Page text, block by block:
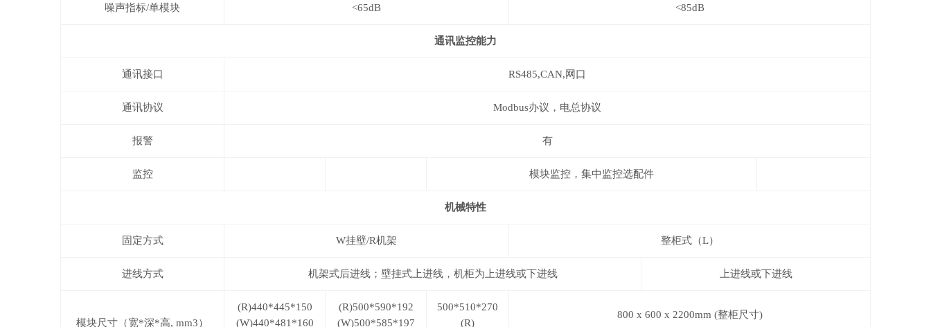
噪声指标/单模块 <65dB <85dB
通讯监控能力
通讯接口 RS485,CAN,网口
通讯协议 Modbus办议，电总协议
报警 有
监控 模块监控，集中监控选配件
机械特性
固定方式 W挂壁/R机架 整柜式（L）
进线方式 机架式后进线；壁挂式上进线，机柜为上进线或下进线 上进线或下进线
模块尺寸（宽*深*高, mm3）
(R)440*445*150
(W)440*481*160
(R)500*590*192
(W)500*585*197
500*510*270
(R)
800 x 600 x 2200mm (整柜尺寸)